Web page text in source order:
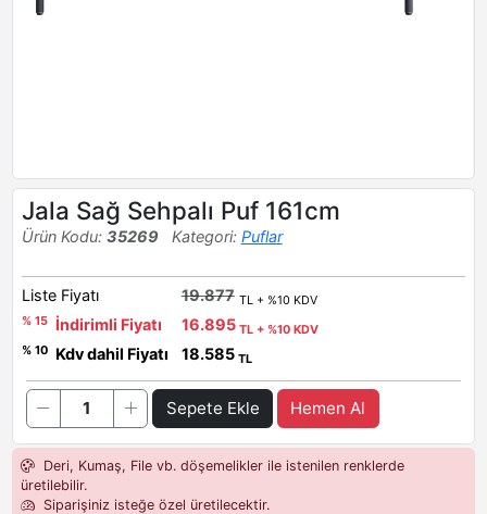
Jala Sağ Sehpalı Puf 161cm
Ürün Kodu: 35269 Kategori: Puflar
Liste Fiyatı 19.877 TL + %10 KDV
% 15
İndirimli Fiyatı 16.895 TL + %10 KDV
% 10
Kdv dahil Fiyatı 18.585 TL
Sepete Ekle Hemen Al
Deri, Kumaş, File vb. döşemelikler ile istenilen renklerde
üretilebilir.
Siparişiniz isteğe özel üretilecektir.